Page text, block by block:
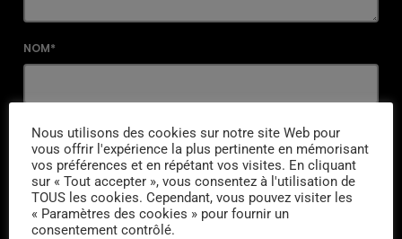
NOM*
EMAIL*
URL
Nous utilisons des cookies sur notre site Web pour
vous offrir l'expérience la plus pertinente en mémorisant
vos préférences et en répétant vos visites. En cliquant
sur « Tout accepter », vous consentez à l'utilisation de
TOUS les cookies. Cependant, vous pouvez visiter les
« Paramètres des cookies » pour fournir un
consentement contrôlé.